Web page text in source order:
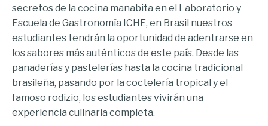
secretos de la cocina manabita en el Laboratorio y
Escuela de Gastronomía ICHE, en Brasil nuestros
estudiantes tendrán la oportunidad de adentrarse en
los sabores más auténticos de este país. Desde las
panaderías y pastelerías hasta la cocina tradicional
brasileña, pasando por la coctelería tropical y el
famoso rodizio, los estudiantes vivirán una
experiencia culinaria completa.